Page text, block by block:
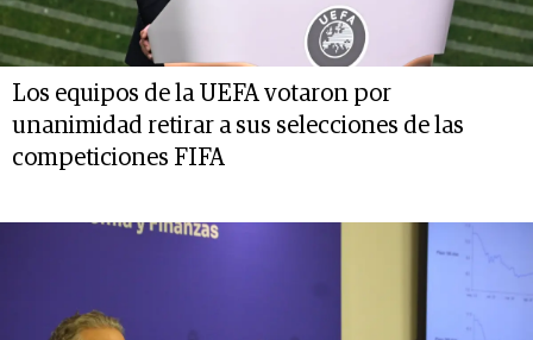
Los equipos de la UEFA votaron por
unanimidad retirar a sus selecciones de las
competiciones FIFA